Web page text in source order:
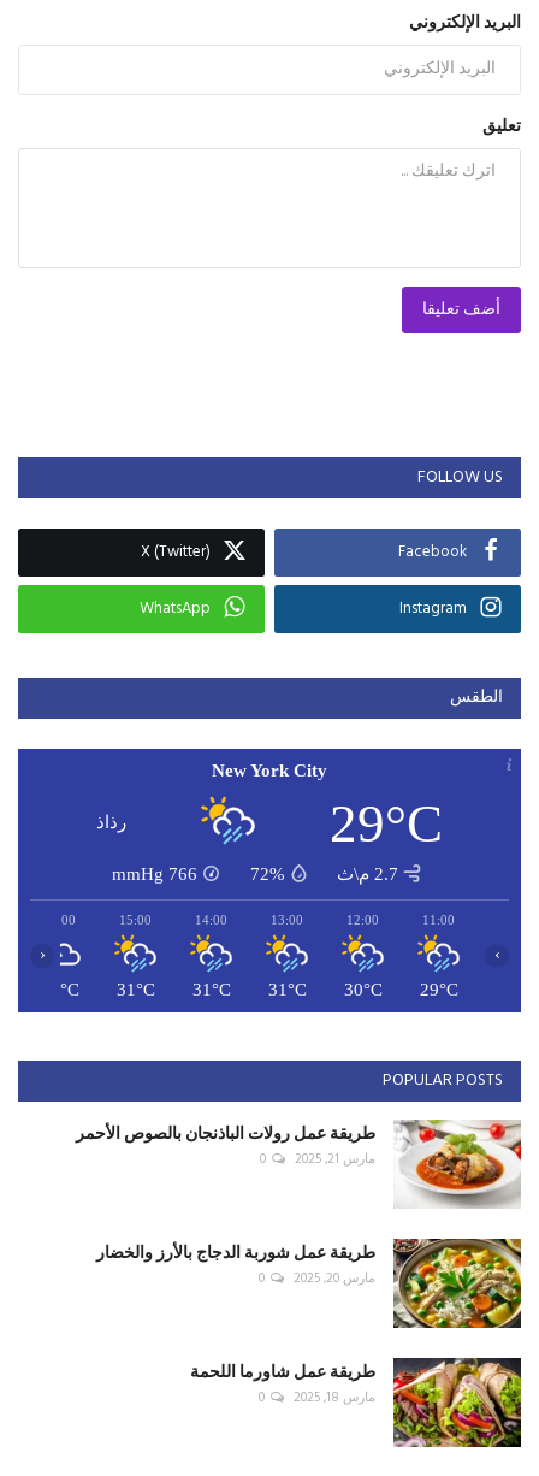
البريد الإلكتروني
تعليق
أضف تعليقا
FOLLOW US
Facebook
X (Twitter)
Instagram
WhatsApp
الطقس
New York City
29°C رذاذ
2.7 م\ث 72%
766
mmHg
11:00
29°C
12:00
30°C
13:00
31°C
14:00
31°C
15:00
31°C
16:00
32°C
‹ ›
POPULAR POSTS
طريقة عمل رولات الباذنجان بالصوص الأحمر
مارس 21, 2025 0
طريقة عمل شوربة الدجاج بالأرز والخضار
مارس 20, 2025 0
طريقة عمل شاورما اللحمة
مارس 18, 2025 0